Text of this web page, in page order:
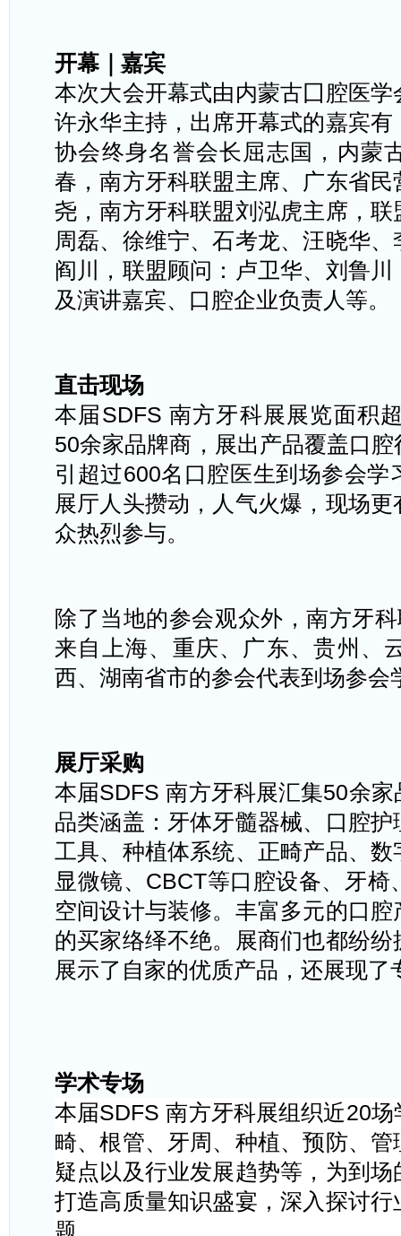
开幕｜嘉宾
本次大会开幕式由内蒙古囗腔医
许永华主持，出席开幕式的嘉宾
协会终身名誉会长屈志国，内蒙
春，南方牙科联盟主席、广东省
尧，南方牙科联盟刘泓虎主席，
周磊、徐维宁、石考龙、汪晓华
阎川，联盟顾问：卢卫华、刘鲁
及演讲嘉宾、口腔企业负责人等。
直击现场
本届SDFS 南方牙科展展览面积
50余家品牌商，展出产品覆盖口
引超过600名口腔医生到场参会学
展厅人头攒动，人气火爆，现场
众热烈参与。
除了当地的参会观众外，南方牙
来自上海、重庆、广东、贵州、
西、湖南省市的参会代表到场参会
展厅采购
本届SDFS 南方牙科展汇集50余
品类涵盖：牙体牙髓器械、口腔
工具、种植体系统、正畸产品、
显微镜、CBCT等口腔设备、牙
空间设计与装修。丰富多元的口
的买家络绎不绝。展商们也都纷
展示了自家的优质产品，还展现了
学术专场
本届SDFS 南方牙科展组织近20
畸、根管、牙周、种植、预防、
疑点以及行业发展趋势等，为到
打造高质量知识盛宴，深入探讨
题。